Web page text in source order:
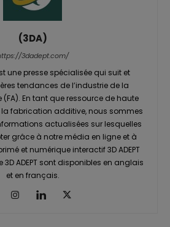
(3DA)
3dadept.com/
une presse spécialisée qui suit et
tendances de l’industrie de la
En tant que ressource de haute
la fabrication additive, nous sommes
actualisées sur lesquelles
grâce à notre média en ligne et à
et numérique interactif 3D ADEPT
3D ADEPT sont disponibles en anglais
et en français.